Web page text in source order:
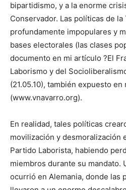
bipartidismo, y a la enorme
Conservador. Las políticas de
profundamente impopulares y
bases electorales (las clases
documento en mi artículo ?El
Laborismo y del
(21.05.10), también expuesto en
(www.vnavarro.org).
En realidad, tales políticas
movilización y desmoralización
Partido Laborista, habiendo
miembros durante su mandato.
ocurrió en Alemania, donde las